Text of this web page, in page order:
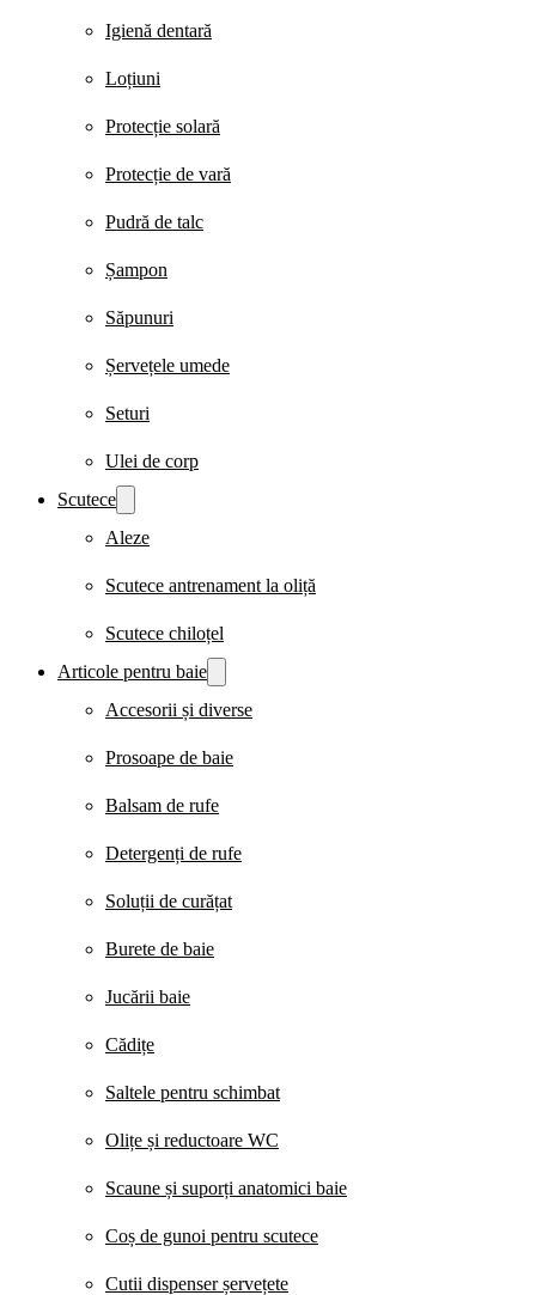
Igienă dentară
Loțiuni
Protecție solară
Protecție de vară
Pudră de talc
Șampon
Săpunuri
Șervețele umede
Seturi
Ulei de corp
Scutece
Aleze
Scutece antrenament la oliță
Scutece chiloțel
Articole pentru baie
Accesorii și diverse
Prosoape de baie
Balsam de rufe
Detergenți de rufe
Soluții de curățat
Burete de baie
Jucării baie
Cădițe
Saltele pentru schimbat
Olițe și reductoare WC
Scaune și suporți anatomici baie
Coș de gunoi pentru scutece
Cutii dispenser șervețete